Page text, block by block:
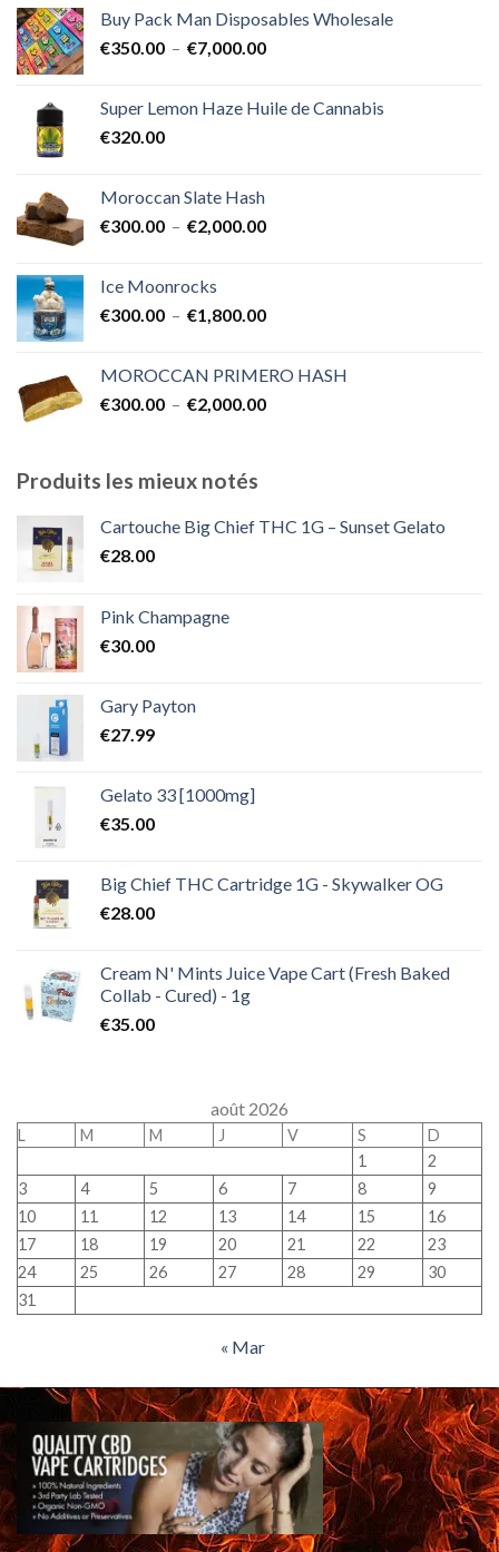
€400.00
à
Buy Pack Man Disposables Wholesale
€350.00 – €7,000.00Plage
€350.00
Super Lemon Haze Huile de Cannabis
€320.00
Moroccan Slate Hash
€300.00 – €2,000.00Plage
à
Ice Moonrocks
€300.00 – €1,800.00Plage
€300.00
à
MOROCCAN PRIMERO HASH
€300.00 – €2,000.00Plage
€2,000.00
Produits les mieux notés
Cartouche Big Chief THC 1G – Sunset Gelato
€28.00
Pink Champagne
€30.00
Gary Payton
€27.99
Gelato 33 [1000mg]
€35.00
Big Chief THC Cartridge 1G - Skywalker OG
€28.00
Cream N' Mints Juice Vape Cart (Fresh Baked
Collab - Cured) - 1g
€35.00
août 2026
L M M J V S
D
1
2
3
4 5 6 7 8
9
10
11 12 13 14 15
16
17
18 19 20 21 22
23
24
25 26 27 28 29
30
31
« Mar